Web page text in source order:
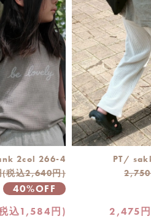
2col 266-4
税込2,640円)
40%OFF
込1,584円)
PT/
2,475